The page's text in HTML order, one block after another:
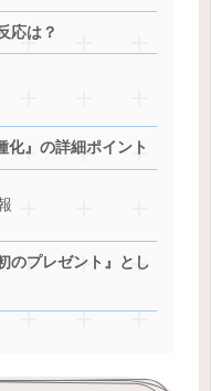
応は？
化』の詳細ポイント
のプレゼント』とし